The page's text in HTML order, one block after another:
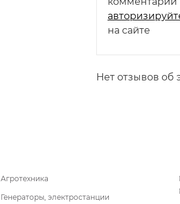
на сайте
Нет отзывов об
Агротехника
Генераторы, электростанции